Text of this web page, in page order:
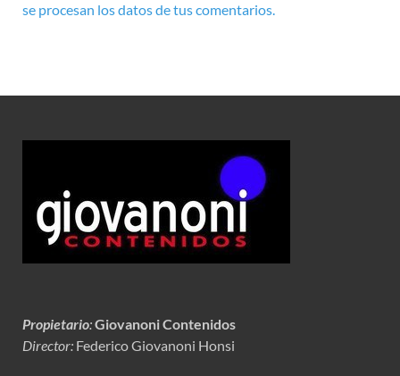
se procesan los datos de tus comentarios.
Propietario:Giovanoni Contenidos
Director: Federico Giovanoni Honsi